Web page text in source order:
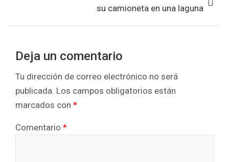
su camioneta en una laguna
Deja un comentario
Tu dirección de correo electrónico no será
publicada. Los campos obligatorios están
marcados con *
Comentario *